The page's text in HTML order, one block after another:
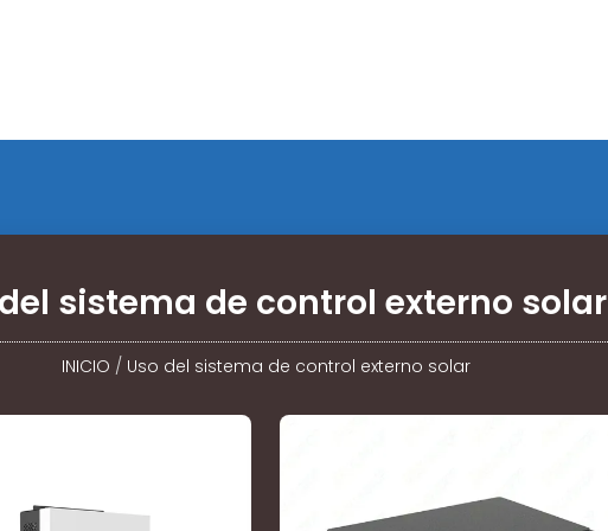
sistema de control externo solar
INICIO / Uso del sistema de control externo solar